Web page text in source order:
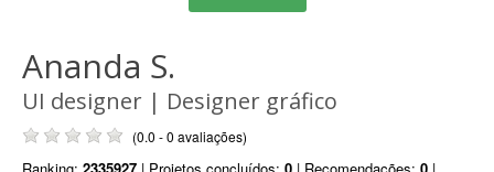
Ananda S.
UI designer | Designer gráfico
(0.0 - 0 avaliações)